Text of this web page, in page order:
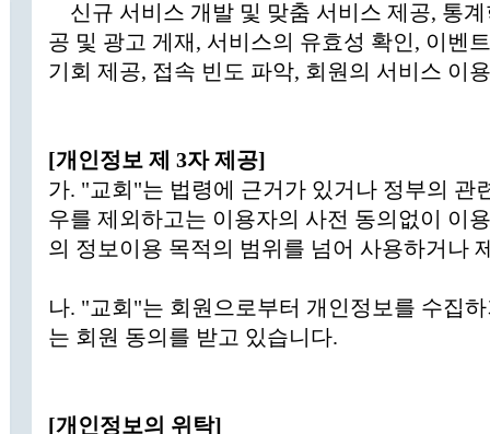
신규 서비스 개발 및 맞춤 서비스 제공, 통
공 및 광고 게재, 서비스의 유효성 확인, 이벤
기회 제공, 접속 빈도 파악, 회원의 서비스 이
[개인정보 제 3자 제공]
가. "교회"는 법령에 근거가 있거나 정부의 관
우를 제외하고는 이용자의 사전 동의없이 이
의 정보이용 목적의 범위를 넘어 사용하거나
나. "교회"는 회원으로부터 개인정보를 수집
는 회원 동의를 받고 있습니다.
[개인정보의 위탁]